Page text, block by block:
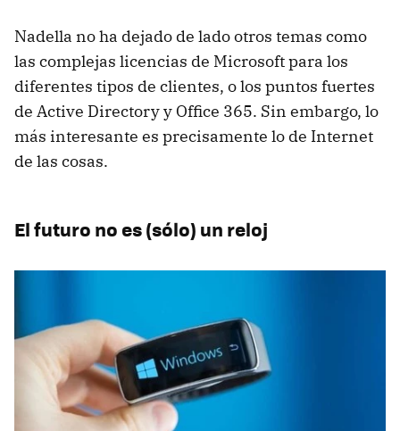
Nadella no ha dejado de lado otros temas como
las complejas licencias de Microsoft para los
diferentes tipos de clientes, o los puntos fuertes
de Active Directory y Office 365. Sin embargo, lo
más interesante es precisamente lo de Internet
de las cosas.
El futuro no es (sólo) un reloj